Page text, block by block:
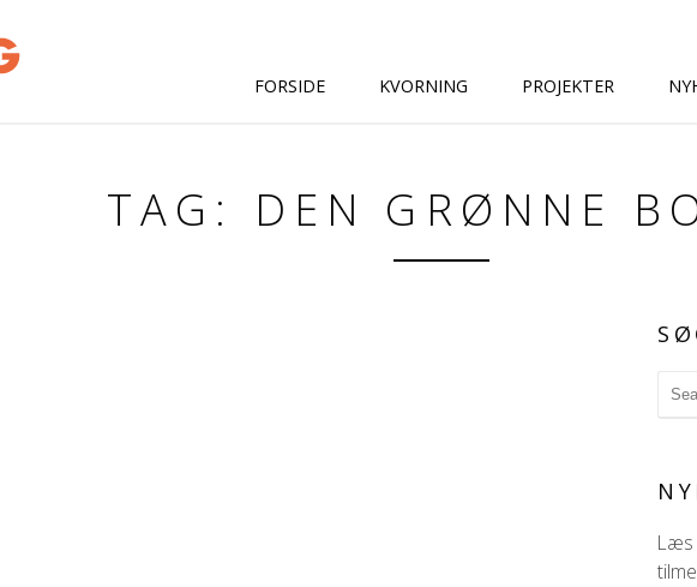
FORSIDE KVORNING PROJEKTER
TAG: DEN GRØNNE
Læs